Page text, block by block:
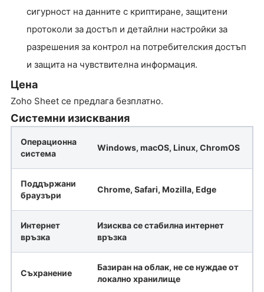
сигурност на данните с криптиране, защитени
протоколи за достъп и детайлни настройки за
разрешения за контрол на потребителския достъп
и защита на чувствителна информация.
Цена
Zoho Sheet се предлага безплатно.
Системни изисквания
Операционна
система
Windows, macOS, Linux, ChromOS
Поддържани
браузъри
Chrome, Safari, Mozilla, Edge
Интернет
връзка
Изисква се стабилна интернет
връзка
Съхранение
Базиран на облак, не се нуждае от
локално хранилище